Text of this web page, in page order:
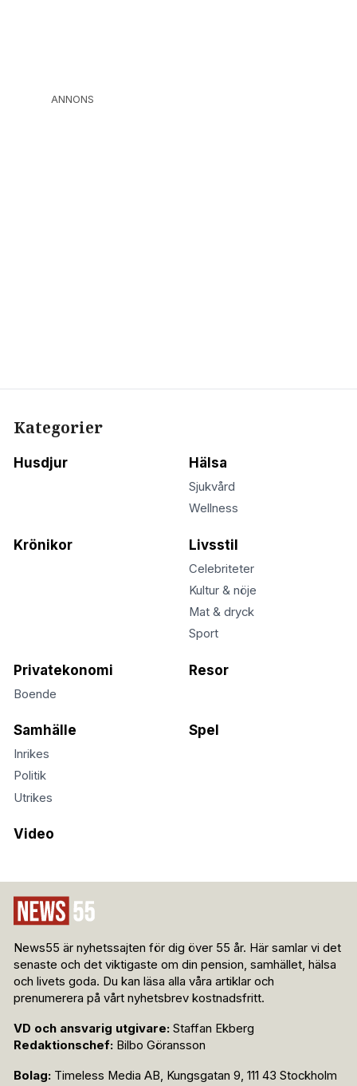
ANNONS
Kategorier
Husdjur Hälsa
Sjukvård
Wellness
Krönikor Livsstil
Celebriteter
Kultur & nöje
Mat & dryck
Sport
Privatekonomi
Boende
Resor
Samhälle
Inrikes
Politik
Utrikes
Spel
Video
News55 är nyhetssajten för dig över 55 år. Här samlar vi det
senaste och det viktigaste om din pension, samhället, hälsa
och livets goda. Du kan läsa alla våra artiklar och
prenumerera på vårt nyhetsbrev kostnadsfritt.
VD och ansvarig utgivare: Staffan Ekberg
Redaktionschef: Bilbo Göransson
Bolag: Timeless Media AB, Kungsgatan 9, 111 43 Stockholm